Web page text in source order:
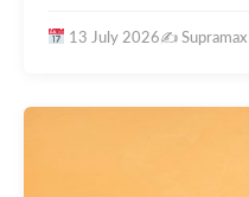
13 July 2026✍️ Supramax